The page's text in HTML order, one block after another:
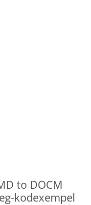
to DOCM
kodexempel